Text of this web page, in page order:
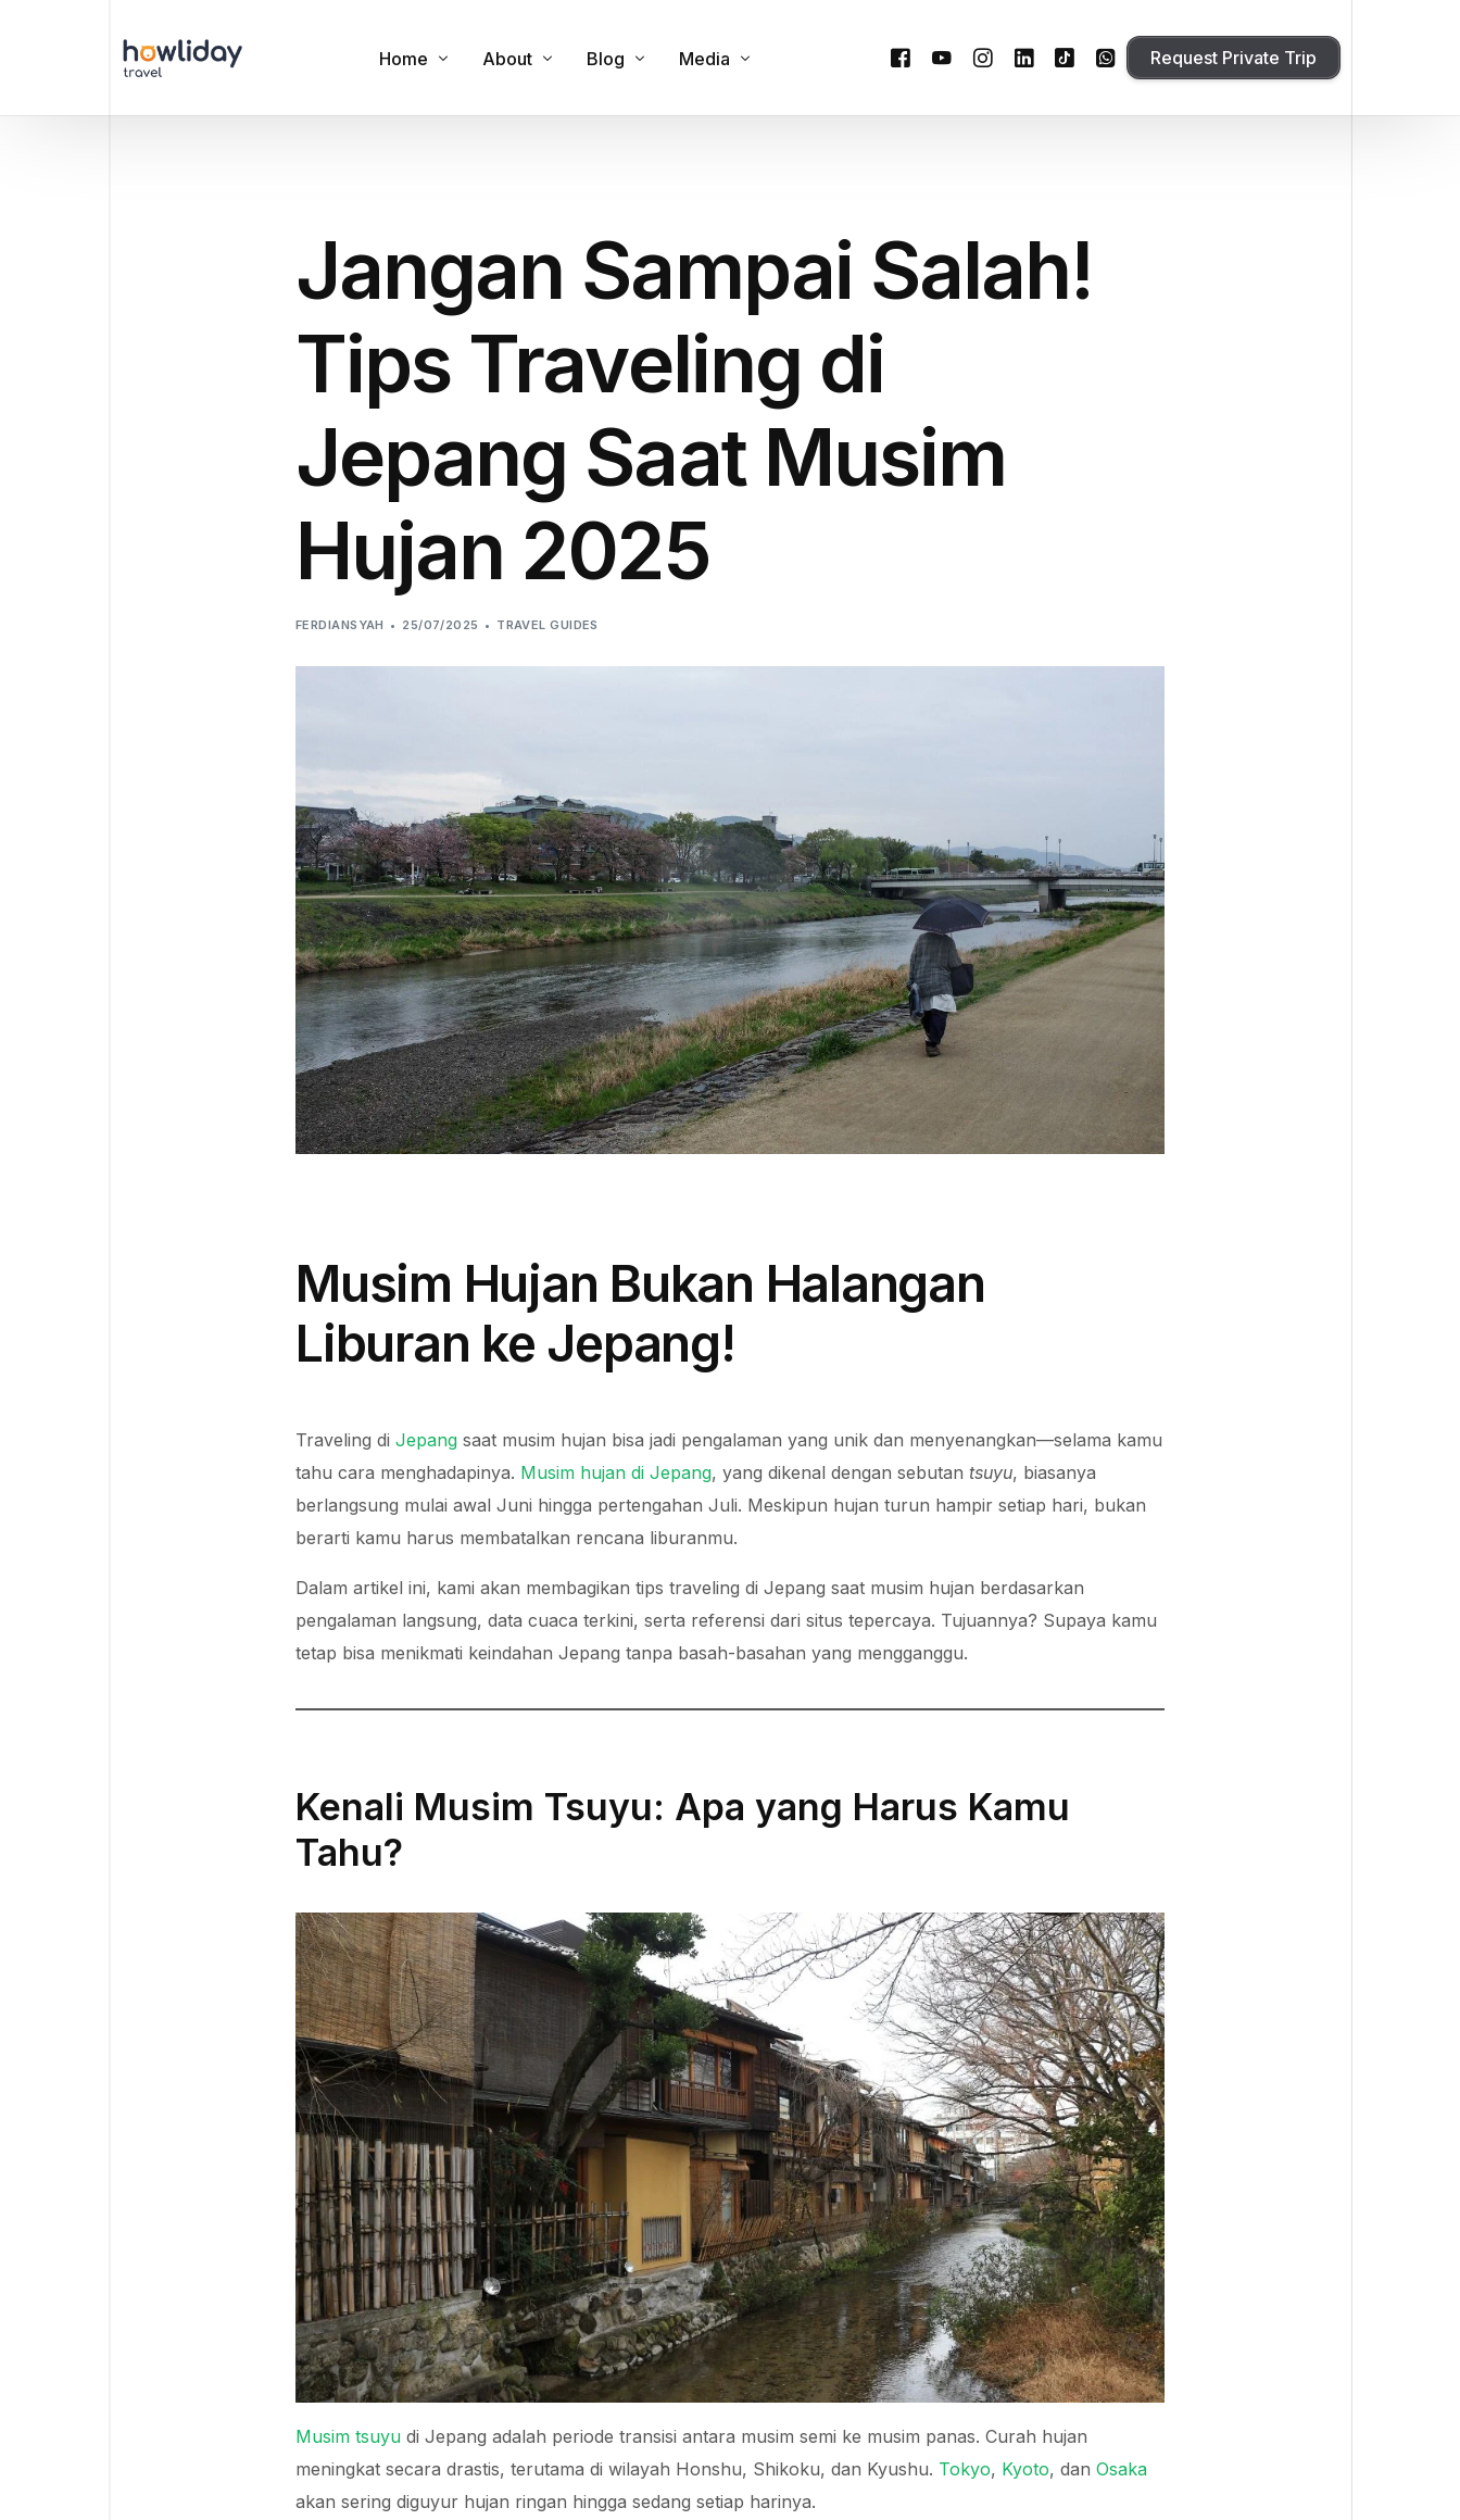
Home
Terms of Use
About
Products
Company Trip
Private Trip
One Day Trip
Blog
Family & Group Travel
Food & Culinary Tours
Onsen & Wellness
Outdoor Adventures
Seasonal Attractions
Travel Guides
Media Request Private Trip
Jangan Sampai Salah!
Tips Traveling di
Jepang Saat Musim
Hujan 2025
FERDIANSYAH 25/07/2025 TRAVEL GUIDES
Musim Hujan Bukan Halangan
Liburan ke Jepang!
Traveling di Jepang saat musim hujan bisa jadi pengalaman yang unik dan menyenangkan—selama kamu
tahu cara menghadapinya. Musim hujan di Jepang, yang dikenal dengan sebutan tsuyu, biasanya
berlangsung mulai awal Juni hingga pertengahan Juli. Meskipun hujan turun hampir setiap hari, bukan
berarti kamu harus membatalkan rencana liburanmu.
Dalam artikel ini, kami akan membagikan tips traveling di Jepang saat musim hujan berdasarkan
pengalaman langsung, data cuaca terkini, serta referensi dari situs tepercaya. Tujuannya? Supaya kamu
tetap bisa menikmati keindahan Jepang tanpa basah-basahan yang mengganggu.
Kenali Musim Tsuyu: Apa yang Harus Kamu
Tahu?
Musim tsuyu di Jepang adalah periode transisi antara musim semi ke musim panas. Curah hujan
meningkat secara drastis, terutama di wilayah Honshu, Shikoku, dan Kyushu. Tokyo, Kyoto, dan Osaka
akan sering diguyur hujan ringan hingga sedang setiap harinya.